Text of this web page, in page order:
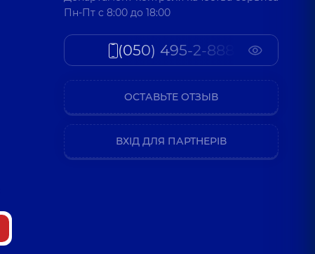
Пн-Пт c 8:00 до 18:00
(050) 495-2-888
ОСТАВЬТЕ ОТЗЫВ
ВХІД ДЛЯ ПАРТНЕРІВ